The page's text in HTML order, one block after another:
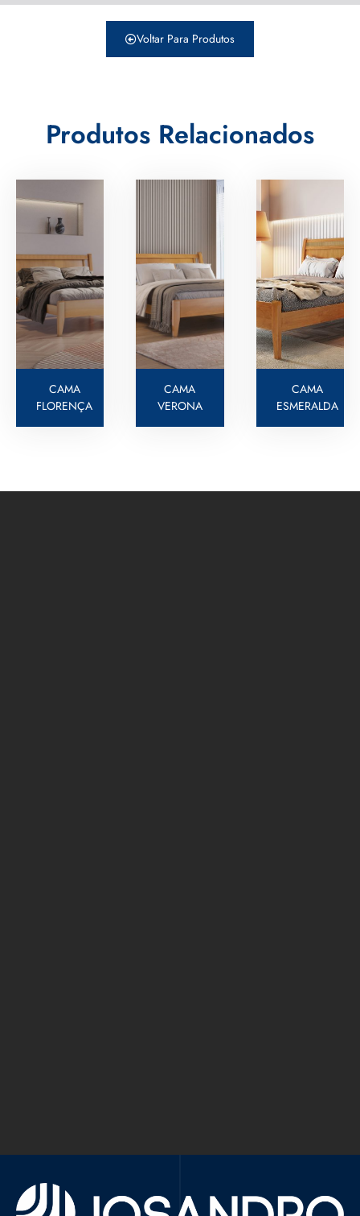
Voltar Para Produtos
Produtos Relacionados
CAMA
FLORENÇA
CAMA
VERONA
CAMA
ESMERALDA